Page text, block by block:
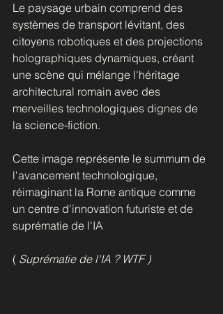
Le paysage urbain comprend des
systèmes de transport lévitant, des
citoyens robotiques et des projections
holographiques dynamiques, créant
une scène qui mélange l'héritage
architectural romain avec des
merveilles technologiques dignes de
la science-fiction.
Cette image représente le summum de
l'avancement technologique,
réimaginant la Rome antique comme
un centre d'innovation futuriste et de
suprématie de l'IA
( Suprématie de l'IA ? WTF )